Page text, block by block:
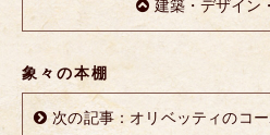
建築・デザイン
象々の本棚
次の記事：オリベッティのコ